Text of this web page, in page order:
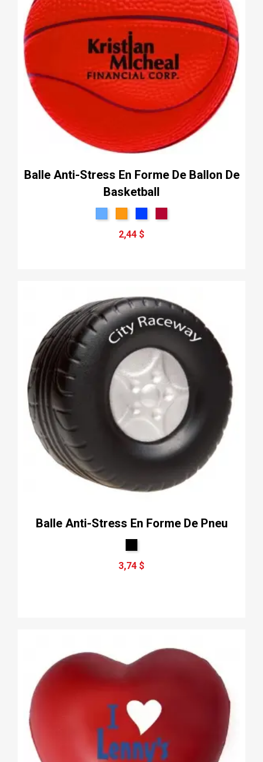
Balle Anti-Stress En Forme De Ballon De
Basketball
2,44 $
Balle Anti-Stress En Forme De Pneu
3,74 $